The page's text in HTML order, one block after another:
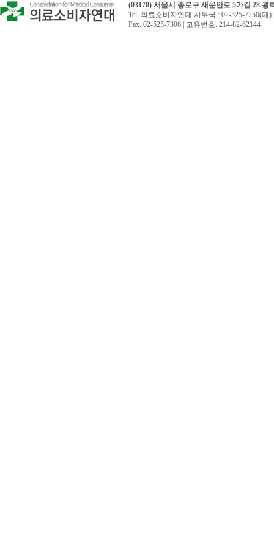
(03170) 서울시 종로구 새문안로 5가길 28 광
Tel. 의료소비자연대 사무국 : 02-525-7250(대
Fax. 02-525-7306 | 고유번호. 214-82-62144